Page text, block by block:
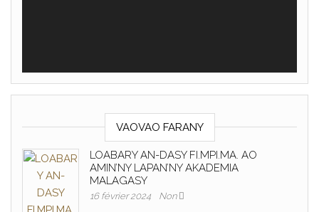
VAOVAO FARANY
LOABARY AN-DASY FI.MPI.MA. AO
AMIN’NY LAPAN’NY AKADEMIA
MALAGASY
16 février 2024 Non